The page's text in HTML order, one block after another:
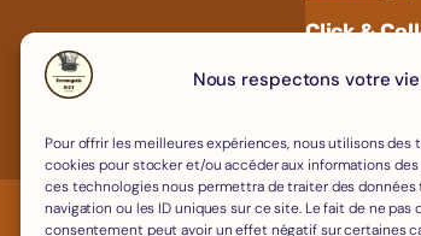
Nous respectons votre
Pour offrir les meilleures expériences, nous utilisons
cookies pour stocker et/ou accéder aux informations
ces technologies nous permettra de traiter des
navigation ou les ID uniques sur ce site. Le fait de ne
consentement peut avoir un effet négatif sur certaines
Click &
Fromages
Épicerie Fine
Crèmerie
Œufs
Accessoires